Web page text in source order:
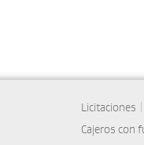
Licitaciones
Cajeros con